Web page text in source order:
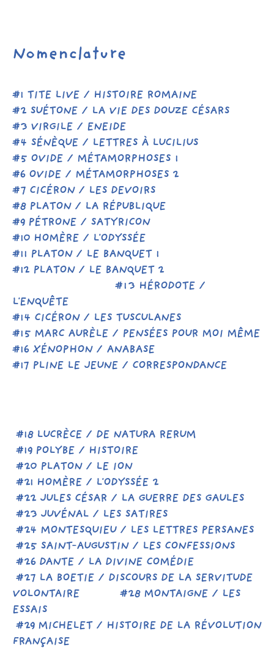
Nomenclature
#1 TITE LIVE / HISTOIRE ROMAINE
#2 SUÉTONE / LA VIE DES DOUZE CÉSARS
#3 VIRGILE / ENEIDE
#4 SÉNÈQUE / LETTRES À LUCILIUS
#5 OVIDE / MÉTAMORPHOSES 1
#6 OVIDE / MÉTAMORPHOSES 2
#7 CICÉRON / LES DEVOIRS
#8 PLATON / LA RÉPUBLIQUE
#9 PÉTRONE / SATYRICON
#10 HOMÈRE / L'ODYSSÉE
#11 PLATON / LE BANQUET 1
#12 PLATON / LE BANQUET 2
#13 HÉRODOTE /
L'ENQUÊTE
#14 CICÉRON / LES TUSCULANES
#15 MARC AURÈLE / PENSÉES POUR MOI MÊME
#16 XÉNOPHON / ANABASE
#17 PLINE LE JEUNE / CORRESPONDANCE
#18 LUCRÈCE / DE NATURA RERUM
#19 POLYBE / HISTOIRE
#20 PLATON / LE ION
#21 HOMÈRE / L'ODYSSÉE 2
#22 JULES CÉSAR / LA GUERRE DES GAULES
#23 JUVÉNAL / LES SATIRES
#24 MONTESQUIEU / LES LETTRES PERSANES
#25 SAINT-AUGUSTIN / LES CONFESSIONS
#26 DANTE / LA DIVINE COMÉDIE
#27 LA BOETIE / DISCOURS DE LA SERVITUDE
VOLONTAIRE #28 MONTAIGNE / LES
ESSAIS
#29 MICHELET / HISTOIRE DE LA RÉVOLUTION
FRANÇAISE